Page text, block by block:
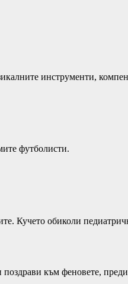
инструменти,
футболисти.
Кучето обиколи
към феновете,